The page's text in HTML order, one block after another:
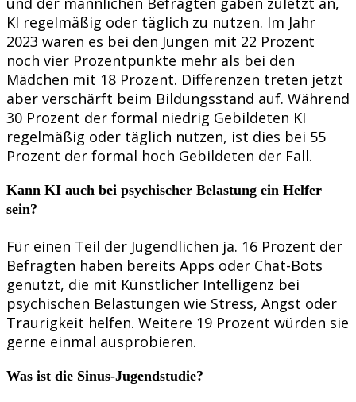
KI regelmäßig oder täglich zu nutzen. Im Jahr
2023 waren es bei den Jungen mit 22 Prozent
noch vier Prozentpunkte mehr als bei den
Mädchen mit 18 Prozent. Differenzen treten jetzt
aber verschärft beim Bildungsstand auf. Während
30 Prozent der formal niedrig Gebildeten KI
regelmäßig oder täglich nutzen, ist dies bei 55
Prozent der formal hoch Gebildeten der Fall.
Kann KI auch bei psychischer Belastung ein Helfer
sein?
Für einen Teil der Jugendlichen ja. 16 Prozent der
Befragten haben bereits Apps oder Chat-Bots
genutzt, die mit Künstlicher Intelligenz bei
psychischen Belastungen wie Stress, Angst oder
Traurigkeit helfen. Weitere 19 Prozent würden sie
gerne einmal ausprobieren.
Was ist die Sinus-Jugendstudie?